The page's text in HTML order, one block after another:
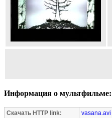
Информация о мультфильме:
Скачать HTTP link:
vasana.avi